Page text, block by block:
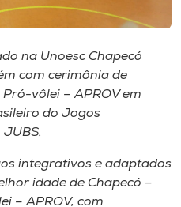
na Unoesc Chapecó
com cerimônia de
vôlei – APROV em
do Jogos
integrativos e adaptados
idade de Chapecó –
– APROV, com